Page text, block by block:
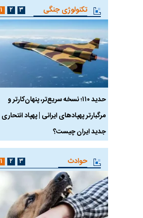
تکنولوژی جنگی
حدید ۱۱۰؛ نسخه سریع‌تر، پنهان‌کارتر و
مرگبارتر پهپادهای ایرانی | پهپاد انتحاری
جدید ایران چیست؟
۱ ۲ ۳
حوادث ۱ ۲ ۳